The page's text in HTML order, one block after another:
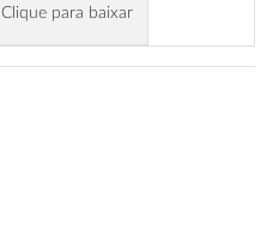
Clique para baixar